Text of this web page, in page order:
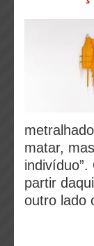
matar,
partir
outro lado